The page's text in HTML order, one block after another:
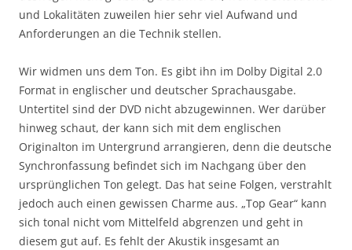
und Lokalitäten zuweilen hier sehr viel Aufwand und
Anforderungen an die Technik stellen.
Wir widmen uns dem Ton. Es gibt ihn im Dolby Digital 2.0
Format in englischer und deutscher Sprachausgabe.
Untertitel sind der DVD nicht abzugewinnen. Wer darüber
hinweg schaut, der kann sich mit dem englischen
Originalton im Untergrund arrangieren, denn die deutsche
Synchronfassung befindet sich im Nachgang über den
ursprünglichen Ton gelegt. Das hat seine Folgen, verstrahlt
jedoch auch einen gewissen Charme aus. „Top Gear“ kann
sich tonal nicht vom Mittelfeld abgrenzen und geht in
diesem gut auf. Es fehlt der Akustik insgesamt an